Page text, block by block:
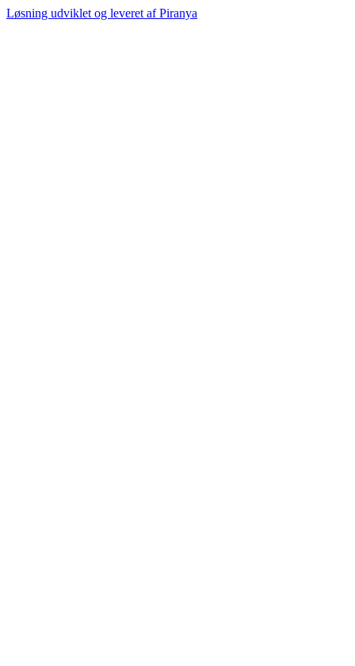
Løsning udviklet og leveret afPiranya